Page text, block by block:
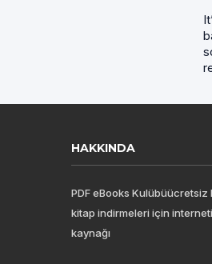
HAKKINDA
PDF eBooks Kulübüücretsiz
kitap indirmeleri için
kaynağı